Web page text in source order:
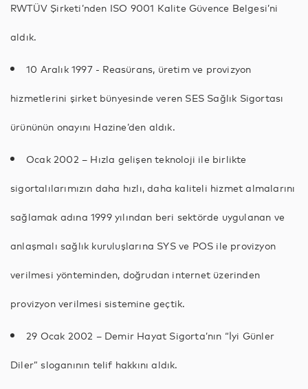
RWTÜV Şirketi’nden ISO 9001 Kalite Güvence Belgesi’ni
aldık.
10 Aralık 1997 - Reasürans, üretim ve provizyon
hizmetlerini şirket bünyesinde veren SES Sağlık Sigortası
ürününün onayını Hazine’den aldık.
Ocak 2002 – Hızla gelişen teknoloji ile birlikte
sigortalılarımızın daha hızlı, daha kaliteli hizmet almalarını
sağlamak adına 1999 yılından beri sektörde uygulanan ve
anlaşmalı sağlık kuruluşlarına SYS ve POS ile provizyon
verilmesi yönteminden, doğrudan internet üzerinden
provizyon verilmesi sistemine geçtik.
29 Ocak 2002 – Demir Hayat Sigorta’nın “İyi Günler
Diler” sloganının telif hakkını aldık.